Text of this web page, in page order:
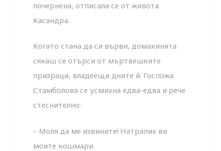
почернена, отписала се от живота
Касандра.
Когато стана да си върви, домакинята
сякаш се отърси от мъртвешките
призраци, владеещи дните й. Госпожа
Стамболова се усмихна едва-едва и рече
стеснително:
– Моля да ме извините! Натрапих ви
моите кошмари.